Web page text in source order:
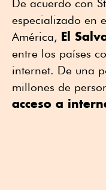
De acuerdo con
especializado en
América, El
entre los países
internet. De una
millones de
acceso a